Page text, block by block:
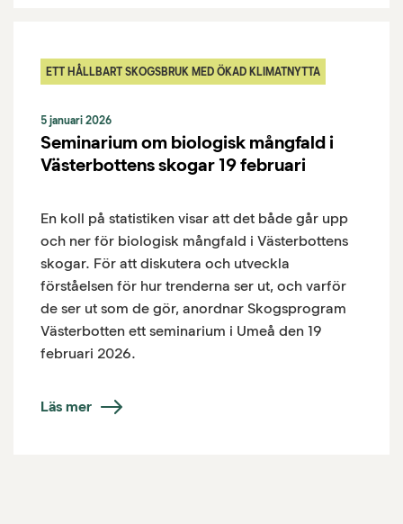
ETT HÅLLBART SKOGSBRUK MED ÖKAD KLIMATNYTTA
5 januari 2026
Seminarium om biologisk mångfald i
Västerbottens skogar 19 februari
En koll på statistiken visar att det både går upp
och ner för biologisk mångfald i Västerbottens
skogar. För att diskutera och utveckla
förståelsen för hur trenderna ser ut, och varför
de ser ut som de gör, anordnar Skogsprogram
Västerbotten ett seminarium i Umeå den 19
februari 2026.
Läs mer